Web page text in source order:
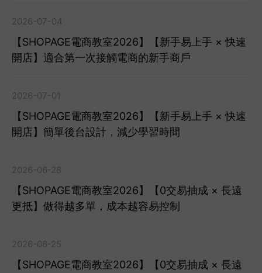
2026-07-04
【SHOPAGE電商教室2026】【新手易上手 × 快速
開店】適合第一次接觸電商的新手商戶
2026-07-01
【SHOPAGE電商教室2026】【新手易上手 × 快速
開店】簡單後台設計，減少學習時間
2026-06-28
【SHOPAGE電商教室2026】【0交易抽成 × 長遠
更抵】做得越多單，成本越容易控制
2026-06-25
【SHOPAGE電商教室2026】【0交易抽成 × 長遠